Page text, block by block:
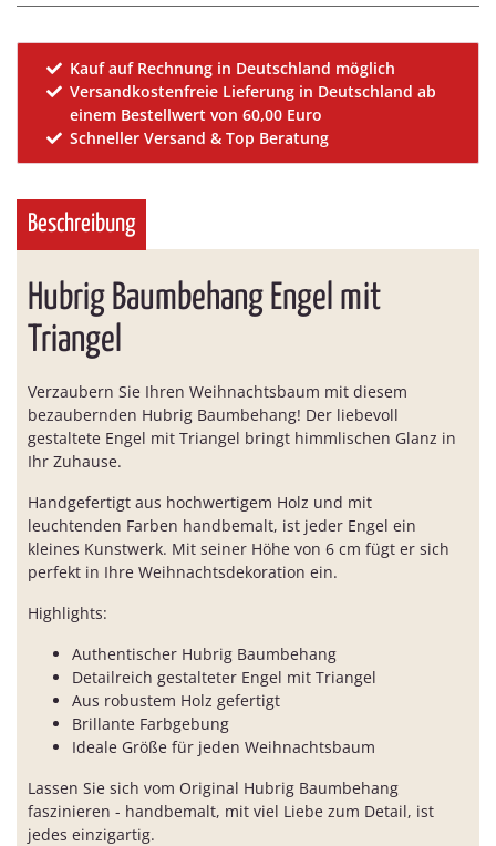
Kauf auf Rechnung in Deutschland möglich
Versandkostenfreie Lieferung in Deutschland ab
einem Bestellwert von 60,00 Euro
Schneller Versand & Top Beratung
Beschreibung
Hubrig Baumbehang Engel mit
Triangel
Verzaubern Sie Ihren Weihnachtsbaum mit diesem
bezaubernden Hubrig Baumbehang! Der liebevoll
gestaltete Engel mit Triangel bringt himmlischen Glanz in
Ihr Zuhause.
Handgefertigt aus hochwertigem Holz und mit
leuchtenden Farben handbemalt, ist jeder Engel ein
kleines Kunstwerk. Mit seiner Höhe von 6 cm fügt er sich
perfekt in Ihre Weihnachtsdekoration ein.
Highlights:
Authentischer Hubrig Baumbehang
Detailreich gestalteter Engel mit Triangel
Aus robustem Holz gefertigt
Brillante Farbgebung
Ideale Größe für jeden Weihnachtsbaum
Lassen Sie sich vom Original Hubrig Baumbehang
faszinieren - handbemalt, mit viel Liebe zum Detail, ist
jedes einzigartig.